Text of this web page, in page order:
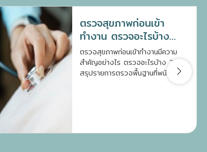
ตรวจสุขภาพก่อนเข้า
ทำงาน ตรวจอะไรบ้าง
เตรียมตัวอย่างไรดี ?
ตรวจสุขภาพก่อนเข้าทำงานมีความ
สำคัญอย่างไร ตรวจอะไรบ้าง ?
สรุปรายการตรวจพื้นฐานที่พนักงาน
ใหม่ควรรู้ พร้อมวิธีเตรียมตัวก่อนเข้า